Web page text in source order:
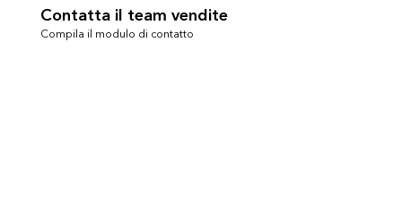
Contatta il team vendite
Compila il modulo di contatto